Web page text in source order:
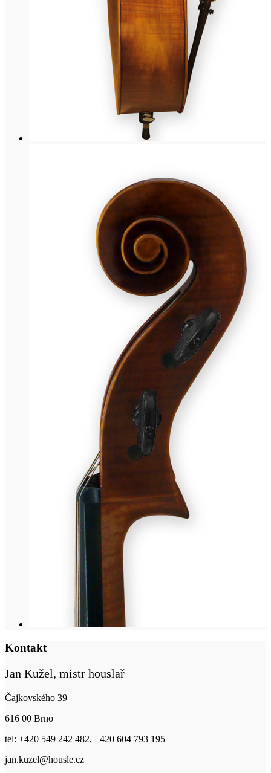
Kontakt
Jan Kužel, mistr houslař
Čajkovského 39
616 00 Brno
tel: +420 549 242 482, +420 604 793 195
jan.kuzel@housle.cz